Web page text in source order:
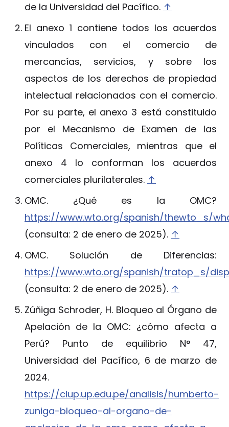
de la Universidad del Pacífico. ↑
El anexo 1 contiene todos los acuerdos
vinculados con el comercio de
mercancías, servicios, y sobre los
aspectos de los derechos de propiedad
intelectual relacionados con el comercio.
Por su parte, el anexo 3 está constituido
por el Mecanismo de Examen de las
Políticas Comerciales, mientras que el
anexo 4 lo conforman los acuerdos
comerciales plurilaterales. ↑
OMC. ¿Qué es la OMC?
https://www.wto.org/spanish/thewto_s/
(consulta: 2 de enero de 2025). ↑
OMC. Solución de Diferencias:
https://www.wto.org/spanish/tratop_s/
(consulta: 2 de enero de 2025). ↑
Zúñiga Schroder, H. Bloqueo al Órgano de
Apelación de la OMC: ¿cómo afecta a
Perú? Punto de equilibrio N° 47,
Universidad del Pacífico, 6 de marzo de
2024.
https://ciup.up.edu.pe/analisis/humberto-
zuniga-bloqueo-al-organo-de-